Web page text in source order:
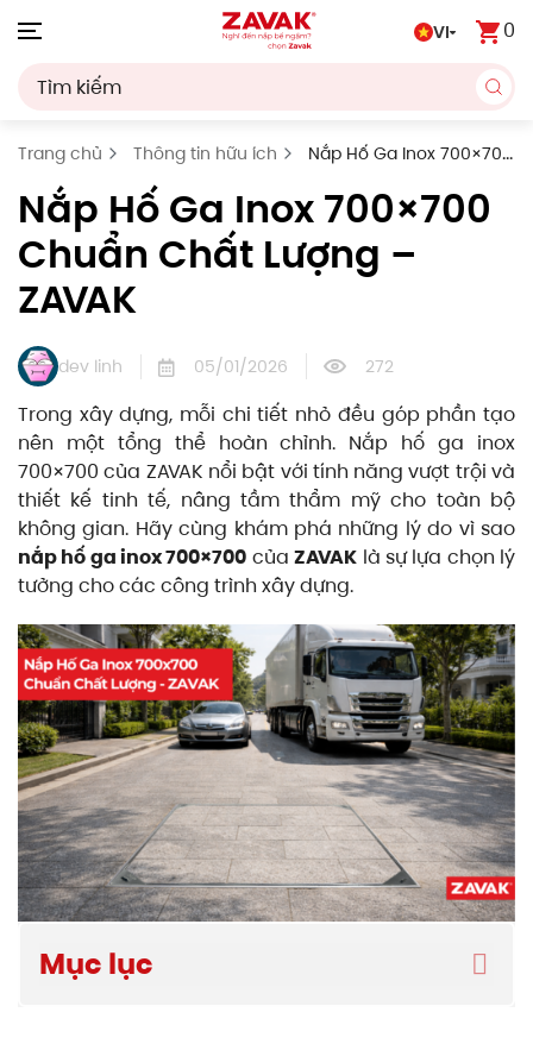
VI 0
Trang chủ Thông tin hữu ích
Nắp Hố Ga Inox 700×700
Chuẩn Chất Lượng – ZAVAK
Nắp Hố Ga Inox 700×700
Chuẩn Chất Lượng –
ZAVAK
dev linh 05/01/2026 272
Trong xây dựng, mỗi chi tiết nhỏ đều góp phần tạo
nên một tổng thể hoàn chỉnh. Nắp hố ga inox
700×700 của ZAVAK nổi bật với tính năng vượt trội và
thiết kế tinh tế, nâng tầm thẩm mỹ cho toàn bộ
không gian. Hãy cùng khám phá những lý do vì sao
nắp hố ga inox 700×700 củaZAVAK là sự lựa chọn lý
tưởng cho các công trình xây dựng.
Mục lục